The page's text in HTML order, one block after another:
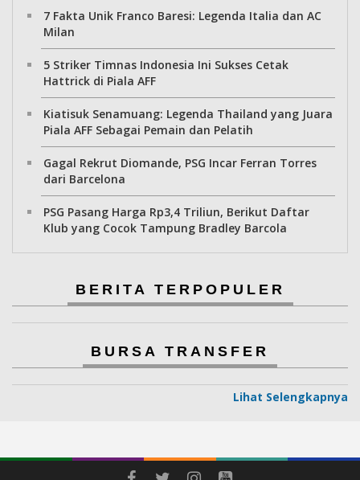
7 Fakta Unik Franco Baresi: Legenda Italia dan AC
Milan
5 Striker Timnas Indonesia Ini Sukses Cetak
Hattrick di Piala AFF
Kiatisuk Senamuang: Legenda Thailand yang Juara
Piala AFF Sebagai Pemain dan Pelatih
Gagal Rekrut Diomande, PSG Incar Ferran Torres
dari Barcelona
PSG Pasang Harga Rp3,4 Triliun, Berikut Daftar
Klub yang Cocok Tampung Bradley Barcola
BERITA TERPOPULER
BURSA TRANSFER
Lihat Selengkapnya